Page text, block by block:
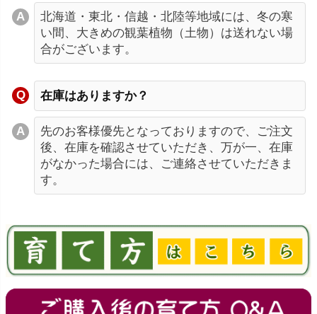
北海道・東北・信越・北陸等地域には、冬の寒
い間、大きめの観葉植物（土物）は送れない場
合がございます。
在庫はありますか？
先のお客様優先となっておりますので、ご注文
後、在庫を確認させていただき、万が一、在庫
がなかった場合には、ご連絡させていただきま
す。